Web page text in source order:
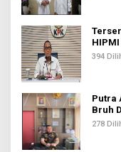
394
Putra
Bruh
278